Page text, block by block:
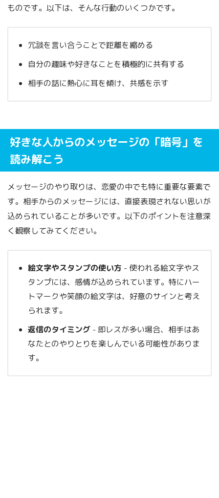
ものです。以下は、そんな行動のいくつかです。
冗談を言い合うことで距離を縮める
自分の趣味や好きなことを積極的に共有する
相手の話に熱心に耳を傾け、共感を示す
好きな人からのメッセージの「暗号」を
読み解こう
メッセージのやり取りは、恋愛の中でも特に重要な要素で
す。相手からのメッセージには、直接表現されない思いが
込められていることが多いです。以下のポイントを注意深
く観察してみてください。
絵文字やスタンプの使い方 - 使われる絵文字やス
タンプには、感情が込められています。特にハー
トマークや笑顔の絵文字は、好意のサインと考え
られます。
返信のタイミング - 即レスが多い場合、相手はあ
なたとのやりとりを楽しんでいる可能性がありま
す。